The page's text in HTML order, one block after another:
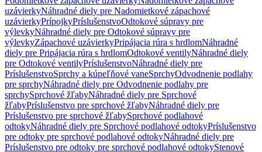
uzávierkyNáhradné diely pre Nadomietkové zápachové
uzávierkyPrípojkyPríslušenstvoOdtokové súpravy pre
výlevkyNáhradné diely pre Odtokové súpravy pre
výlevkyZápachové uzávierkyPripájacia rúra s hrdlomNáhradné
diely pre Pripájacia rúra s hrdlomOdtokové ventilyNáhradné diely
pre Odtokové ventilyPríslušenstvoNáhradné diely pre
PríslušenstvoSprchy a kúpeľňové vaneSprchyOdvodnenie podlahy
pre sprchyNáhradné diely pre Odvodnenie podlahy pre
sprchySprchové žľabyNáhradné diely pre Sprchové
žľabyPríslušenstvo pre sprchové žľabyNáhradné diely pre
Príslušenstvo pre sprchové žľabySprchové podlahové
odtokyNáhradné diely pre Sprchové podlahové odtokyPríslušenstvo
pre odtoky pre sprchové podlahové odtokyNáhradné diely pre
Príslušenstvo pre odtoky pre sprchové podlahové odtokyStenové